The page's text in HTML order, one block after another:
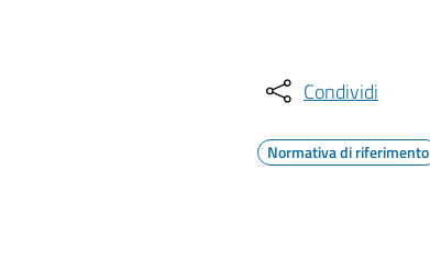
Condividi
Normativa di riferimento